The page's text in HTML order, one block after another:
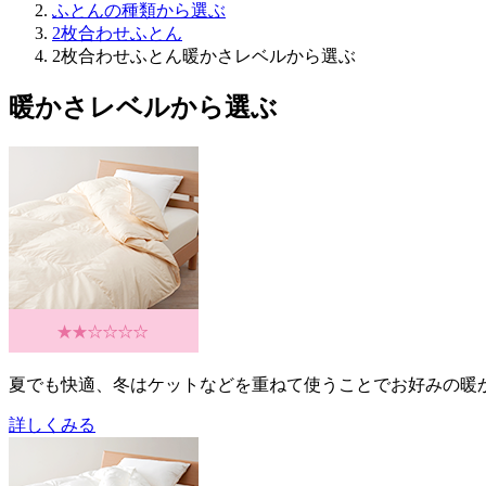
ふとんの種類から選ぶ
2枚合わせふとん
2枚合わせふとん暖かさレベルから選ぶ
暖かさレベルから選ぶ
夏でも快適、冬はケットなどを重ねて使うことでお好みの暖
詳しくみる